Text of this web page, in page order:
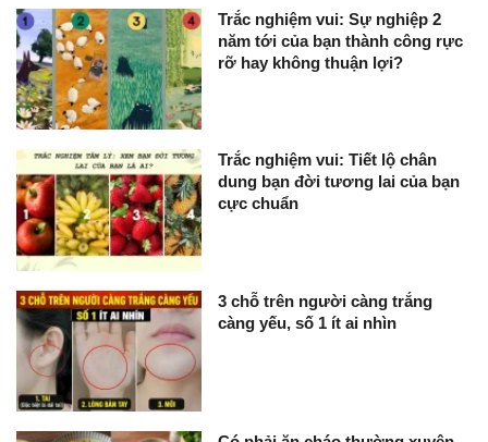
Trắc nghiệm vui: Sự nghiệp 2
năm tới của bạn thành công rực
rỡ hay không thuận lợi?
Trắc nghiệm vui: Tiết lộ chân
dung bạn đời tương lai của bạn
cực chuẩn
3 chỗ trên người càng trắng
càng yếu, số 1 ít ai nhìn